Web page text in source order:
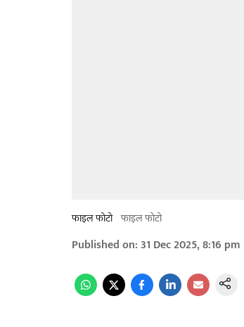
फाइल फोटो फाइल फोटो
Published on:31 Dec 2025, 8:16 pm